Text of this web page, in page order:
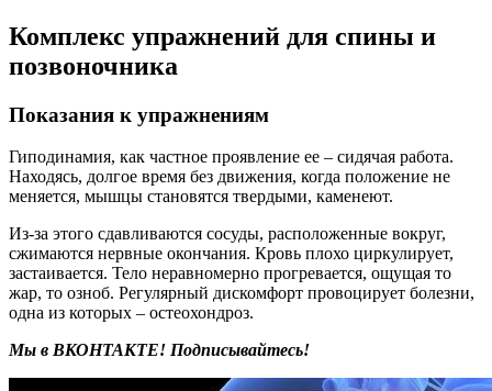
Комплекс упражнений для спины и
позвоночника
Показания к упражнениям
Гиподинамия, как частное проявление ее – сидячая работа.
Находясь, долгое время без движения, когда положение не
меняется, мышцы становятся твердыми, каменеют.
Из-за этого сдавливаются сосуды, расположенные вокруг,
сжимаются нервные окончания. Кровь плохо циркулирует,
застаивается. Тело неравномерно прогревается, ощущая то
жар, то озноб. Регулярный дискомфорт провоцирует болезни,
одна из которых – остеохондроз.
Мы в ВКОНТАКТЕ! Подписывайтесь!